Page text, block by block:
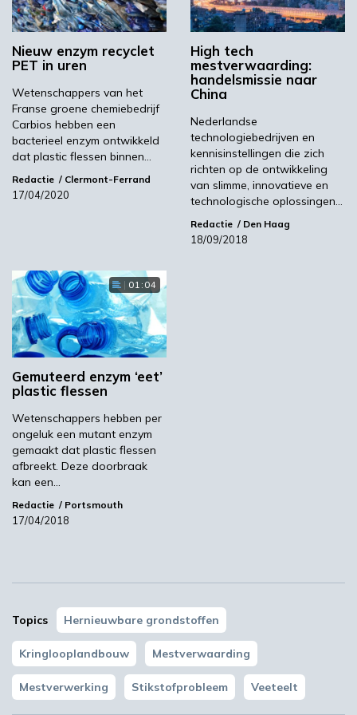
onderzoekt dat de stikstofuitstoot van vee
niet bekend gemaakt. Het gaat om een nieuw
enzym, niet om de methaanremmer Bovaer
die kort voor de marktintroductie zit en de
uitstoot van broeikasgas vermindert.
Nieuwe Oogst
Noorse schepen gaan op waterstof varen
Meest gelezen
YPACK project gestart in Spanje
Nieuw enzym recyclet
PET in uren
Wetenschappers van het
Franse groene chemiebedrijf
Carbios hebben een
bacterieel enzym ontwikkeld
dat plastic flessen binnen…
Redactie Clermont-Ferrand
17/04/2020
High tech
mestverwaarding:
handelsmissie naar
China
Nederlandse
technologiebedrijven en
kennisinstellingen die zich
richten op de ontwikkeling
van slimme, innovatieve en
technologische oplossingen…
Redactie Den Haag
18/09/2018
01:04
Gemuteerd enzym ‘eet’
plastic flessen
Wetenschappers hebben per
ongeluk een mutant enzym
gemaakt dat plastic flessen
afbreekt. Deze doorbraak
kan een…
Redactie Portsmouth
17/04/2018
Topics Hernieuwbare grondstoffen
Kringlooplandbouw Mestverwaarding
Mestverwerking Stikstofprobleem Veeteelt